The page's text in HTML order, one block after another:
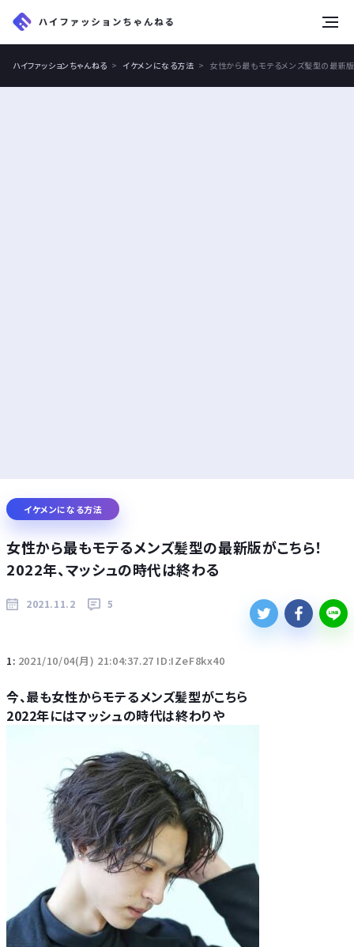
ハイファッションちゃんねる イケメンになる方法 女性から最もモテるメンズ髪型の最新
イケメンになる方法
女性から最もモテるメンズ髪型の最新版がこちら！
2022年、マッシュの時代は終わる
2021.11.2 5
1: 2021/10/04(月) 21:04:37.27 ID:IZeF8kx40
今、最も女性からモテるメンズ髪型がこちら
2022年にはマッシュの時代は終わりや